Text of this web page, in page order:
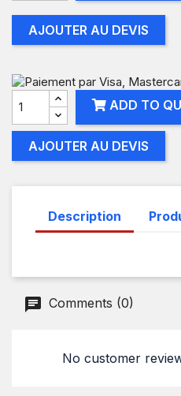
AJOUTER AU DEVIS
ADD TO
AJOUTER AU DEVIS
Description
Comments (0)
No customer